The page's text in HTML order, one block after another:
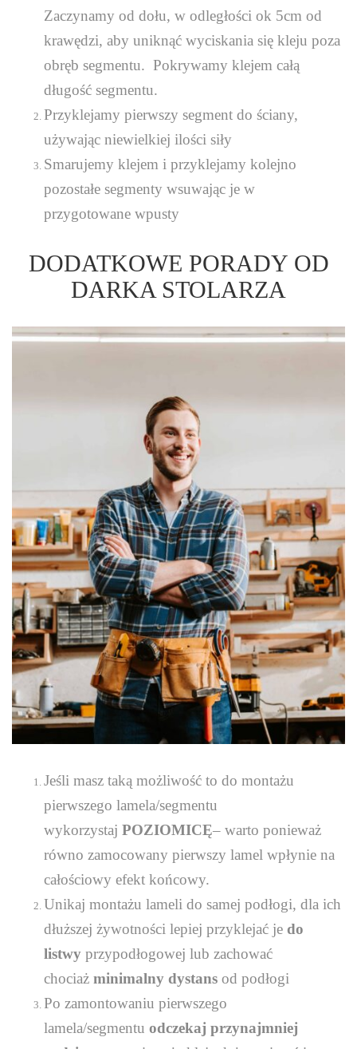
Zaczynamy od dołu, w odległości ok 5cm od
krawędzi, aby uniknąć wyciskania się kleju poza
obręb segmentu. Pokrywamy klejem całą
długość segmentu.
Przyklejamy pierwszy segment do ściany,
używając niewielkiej ilości siły
Smarujemy klejem i przyklejamy kolejno
pozostałe segmenty wsuwając je w
przygotowane wpusty
DODATKOWE PORADY OD
DARKA STOLARZA
Jeśli masz taką możliwość to do montażu
pierwszego lamela/segmentu
wykorzystaj POZIOMICĘ– warto ponieważ
równo zamocowany pierwszy lamel wpłynie na
całościowy efekt końcowy.
Unikaj montażu lameli do samej podłogi, dla ich
dłuższej żywotności lepiej przyklejać je do
listwy przypodłogowej lub zachować
chociaż minimalny dystans od podłogi
Po zamontowaniu pierwszego
lamela/segmentu odczekaj przynajmniej